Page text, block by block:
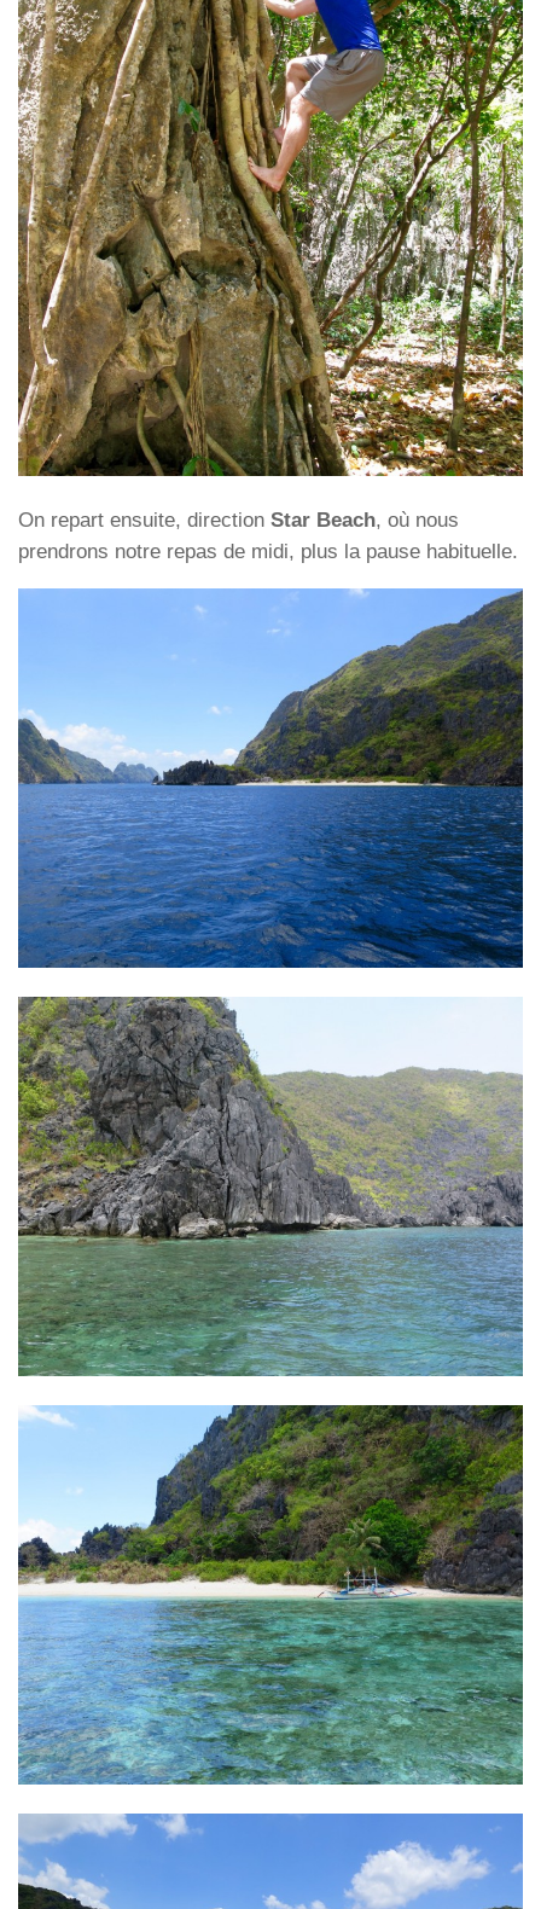
On repart ensuite, direction Star Beach, où nous
prendrons notre repas de midi, plus la pause habituelle.